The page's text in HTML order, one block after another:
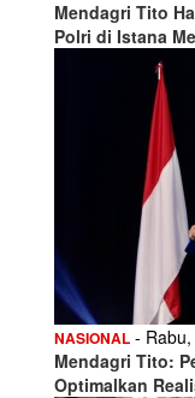
Mendagri Tito
Polri di Istana
NASIONAL -
Mendagri Tito:
Optimalkan